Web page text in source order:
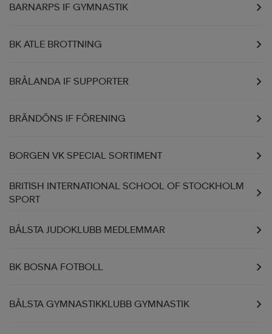
BARNARPS IF GYMNASTIK
BK ATLE BROTTNING
BRÅLANDA IF SUPPORTER
BRÄNDÖNS IF FÖRENING
BORGEN VK SPECIAL SORTIMENT
BRITISH INTERNATIONAL SCHOOL OF STOCKHOLM
SPORT
BÅLSTA JUDOKLUBB MEDLEMMAR
BK BOSNA FOTBOLL
BÅLSTA GYMNASTIKKLUBB GYMNASTIK